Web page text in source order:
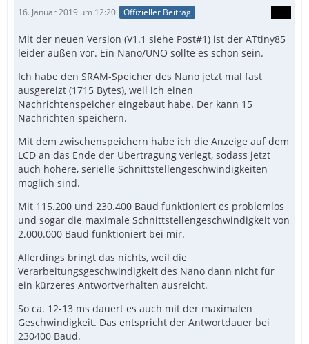
16. Januar 2019 um 12:20 Offizieller Beitrag
Mit der neuen Version (V1.1 siehe Post#1) ist der ATtiny85
leider außen vor. Ein Nano/UNO sollte es schon sein.
Ich habe den SRAM-Speicher des Nano jetzt mal fast
ausgereizt (1715 Bytes), weil ich einen
Nachrichtenspeicher eingebaut habe. Der kann 15
Nachrichten speichern.
Mit dem zwischenspeichern habe ich die Anzeige auf dem
LCD an das Ende der Übertragung verlegt, sodass jetzt
auch höhere, serielle Schnittstellengeschwindigkeiten
möglich sind.
Mit 115.200 und 230.400 Baud funktioniert es problemlos
und sogar die maximale Schnittstellengeschwindigkeit von
2.000.000 Baud funktioniert bei mir.
Allerdings bringt das nichts, weil die
Verarbeitungsgeschwindigkeit des Nano dann nicht für
ein kürzeres Antwortverhalten ausreicht.
So ca. 12-13 ms dauert es auch mit der maximalen
Geschwindigkeit. Das entspricht der Antwortdauer bei
230400 Baud.